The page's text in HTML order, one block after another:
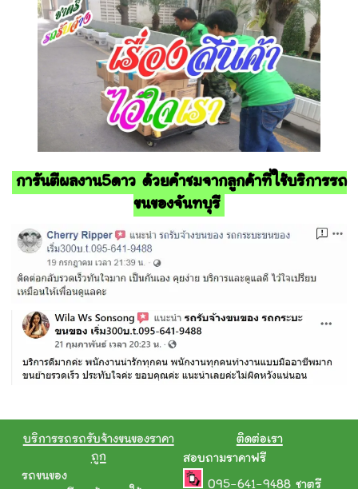
การันตีผลงาน5ดาว ด้วยคำชมจากลูกค้าที่ใช้บริการรถ
ขนของจันทบุรี
บริการรถรถรับจ้างขนของราคา
ถูก
รถขนของ
ติดต่อเรา
สอบถามราคาฟรี
095-641-9488 ชาตรี